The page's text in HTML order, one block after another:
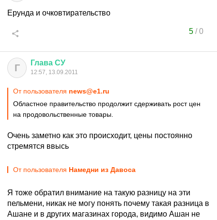
Ерунда и очковтирательство
5/0
Г Глава СУ
12:57, 13.09.2011
От пользователя news@e1.ru
Областное правительство продолжит сдерживать рост цен
на продовольственные товары.
Очень заметно как это происходит, цены постоянно
стремятся ввысь
От пользователя Намедни из Давоса
Я тоже обратил внимание на такую разницу на эти
пельмени, никак не могу понять почему такая разница в
Ашане и в других магазинах города, видимо Ашан не